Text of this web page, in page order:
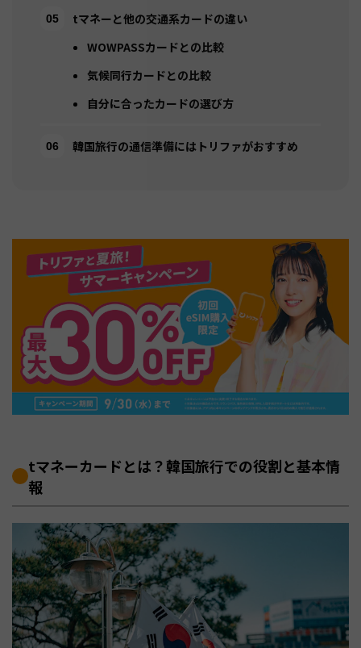
tマネーと他の交通系カードの違い
WOWPASSカードとの比較
気候同行カードとの比較
自分に合ったカードの選び方
韓国旅行の通信準備にはトリファがおすすめ
tマネーカードとは？韓国旅行での役割と基本情
報